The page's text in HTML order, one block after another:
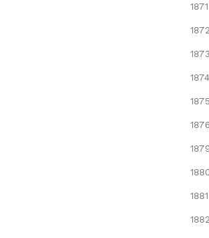
1871
1872
1873
1874
1875
1876
1882